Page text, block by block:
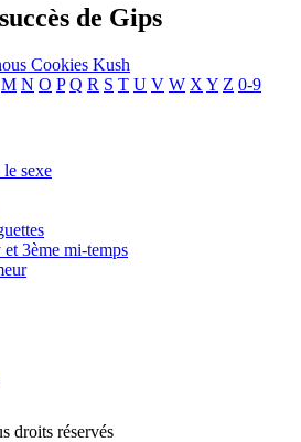
de Gips
Cookies Kush
M N O P Q R S T U V W X Y Z 0-9
sexe
3ème mi-temps
droits réservés